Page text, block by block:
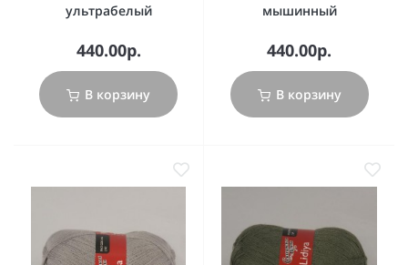
ультрабелый
440.00р.
В корзину
мышинный
440.00р.
В корзину